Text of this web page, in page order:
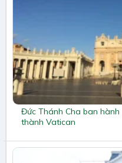
Đức Thánh Cha ban
thành Vatican